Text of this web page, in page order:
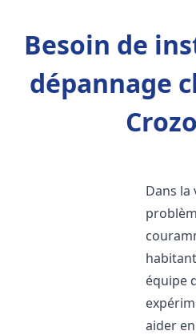
Besoin de
dépannage
Dans la
équipe
aider